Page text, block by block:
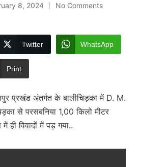
8, 2024 No Comments
Twitter WhatsApp
Print
प्रखंड अंतर्गत के बालीचिड़का में D. M.
से परसबनिया 1,00 किलो मीटर
ही विवादों में पड़ गया..